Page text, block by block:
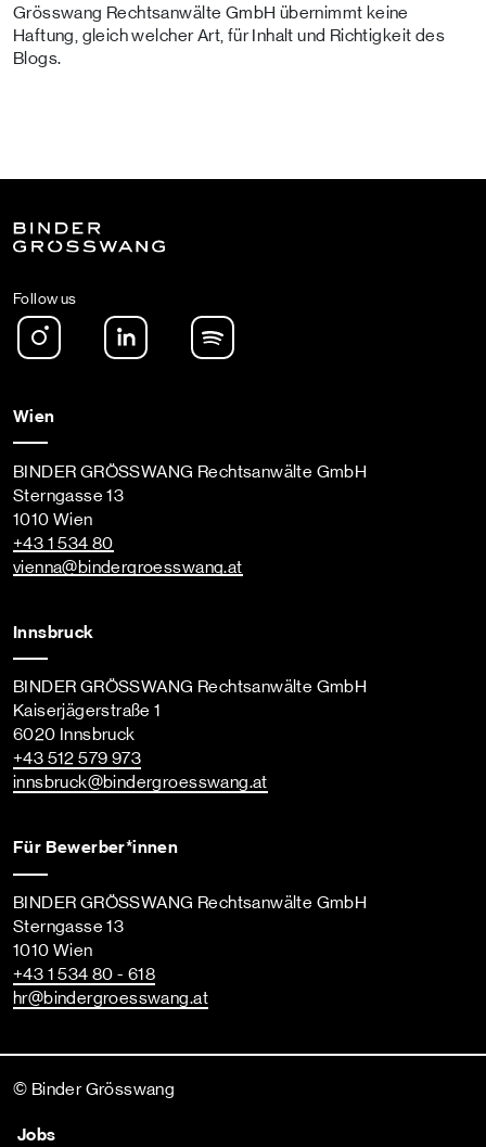
Grösswang Rechtsanwälte GmbH übernimmt keine
Haftung, gleich welcher Art, für Inhalt und Richtigkeit des
Blogs.
Follow us
Instagram LinkedIn
Wien
BINDER GRÖSSWANG Rechtsanwälte GmbH
Sterngasse 13
1010 Wien
+43 1 534 80
vienna@bindergroesswang.at
Innsbruck
BINDER GRÖSSWANG Rechtsanwälte GmbH
Kaiserjägerstraße 1
6020 Innsbruck
+43 512 579 973
innsbruck@bindergroesswang.at
Für Bewerber*innen
BINDER GRÖSSWANG Rechtsanwälte GmbH
Sterngasse 13
1010 Wien
+43 1 534 80 - 618
hr@bindergroesswang.at
© Binder Grösswang
Jobs